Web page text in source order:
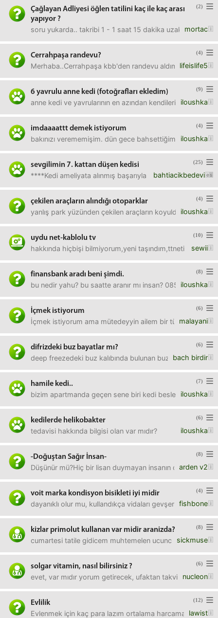
(2)
Çağlayan Adliyesi öğlen tatilini kaç ile kaç arası
yapıyor ?
mortac
soru yukarda.. takribi 1 - 1 saat 15 dakika uzaklıktayım...
(4)
Cerrahpaşa randevu?
lifeislife5
Merhaba..Cerrahpaşa kbb'den randevu aldım ama bu
(9)
6 yavrulu anne kedi (fotoğrafları ekledim)
iloushka
anne kedi ve yavrularının en azından kendilerini
(4)
imdaaaattt demek istiyorum
iloushka
bakınızı verememişim. dün gece bahsettiğim
(25)
sevgilimin 7. kattan düşen kedisi
bahtiacikbedevi
****Kedi ameliyata alınmış başarıyla sonuçlanmıştır.
(4)
çekilen araçların alındığı otoparklar
iloushka
yanlış park yüzünden çekilen araçların koyulduğu
(10)
uydu net-kablolu tv
sewii
hakkında hiçbişi bilmiyorum,yeni taşındım,ttneti nakil
(8)
finansbank aradı beni şimdi.
iloushka
bu nedir yahu? bu saatte aranır mı insan? 0850 222 0900
(6)
İçmek istiyorum
malayani
İçmek istiyorum ama mütedeyyin ailem bir türlü evi bana
(6)
difrizdeki buz bayatlar mı?
bach birdir
deep freezedeki buz kalıbında bulunan buz, yani su
(7)
hamile kedi..
iloushka
bizim apartmanda geçen sene biri kedi besledi. apartman
(6)
kedilerde helikobakter
iloushka
tedavisi hakkında bilgisi olan var mıdır?
(8)
-Doğuştan Sağır İnsan-
arden v2
Düşünür mü?Hiç bir lisan duymayan insanın düşüncesi
(4)
voit marka kondisyon bisikleti iyi midir
fishbone
dayanıklı olur mu, kullandıkça vidaları gevşer mi, fikri olan
(8)
kizlar primolut kullanan var midir aranizda?
sickmuse
cumartesi tatile gidicem muhtemelen ucuncu gunu filan
(6)
solgar vitamin, nasıl bilirsiniz ?
nucleon
evet, var mıdır yorum getirecek, ufaktan takviye olsun
(12)
Evlilik
lawist
Evlenmek için kaç para lazım ortalama harcama nedir?